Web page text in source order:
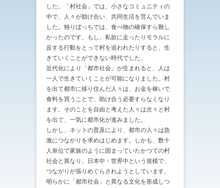
した。「村社会」では、小さなコミュニティの
中で、人々が助け合い、共同生活を営んでいま
した。独りぼっちでは、食べ物の確保すら難し
かったのです。もし、私欲に走ったりモラルに
反する行動をとって村を追われたりすると、生
きていくことができない時代でした。
近代化により「都市社会」が生まれると、人は
一人で生きていくことが可能になりました。村
を出て都市に移り住んだ人々は、お金を稼いで
食料を買うことで、助け合う必要すらなくなり
ます。そのことを自由と考えた人々は次々と村
を出て、一気に都市化が進みました。
しかし、ネットの普及により、都市の人々は急
激につながりを求めはじめます。しかも、数十
人単位で家族のように固まっていたかつての村
社会と異なり、日本中・世界中という規模で、
つながりが張りめぐらされようとしています。
明らかに「都市社会」と異なる文化を形成しつ